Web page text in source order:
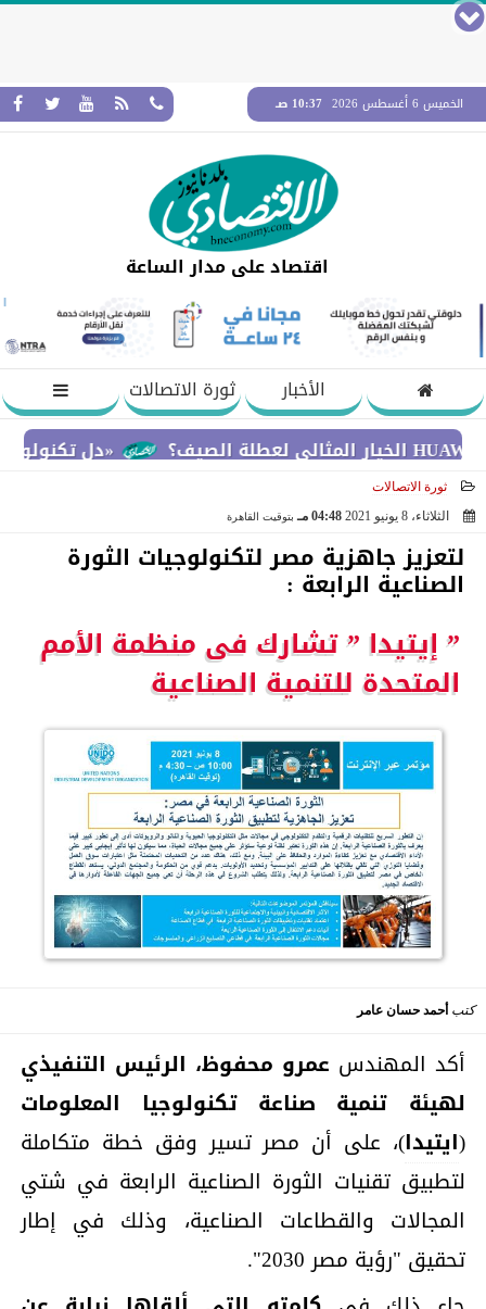
الخميس 6 أغسطس 2026 10:37 صـ
اقتصاد على مدار الساعة
الأخبار
ثورة الاتصالات
«دل تكنولوجيز»
ثورة الاتصالات
الثلاثاء، 8 يونيو 2021
04:48 مـ بتوقيت القاهرة
لتعزيز جاهزية مصر لتكنولوجيات الثورة
الصناعية الرابعة :
” إيتيدا ” تشارك فى منظمة الأمم
المتحدة للتنمية الصناعية
كتب أحمد حسان عامر
أكد المهندس عمرو محفوظ، الرئيس التنفيذي
لهيئة تنمية صناعة تكنولوجيا المعلومات
(ايتيدا)، على أن مصر تسير وفق خطة متكاملة
لتطبيق تقنيات الثورة الصناعية الرابعة في شتي
المجالات والقطاعات الصناعية، وذلك في إطار
تحقيق "رؤية مصر 2030".